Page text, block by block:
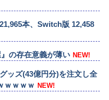
本、Switch版 12,458
の存在意義が薄い NEW!
ッズ(43億円分)を注文し全
ｗｗｗｗ NEW!